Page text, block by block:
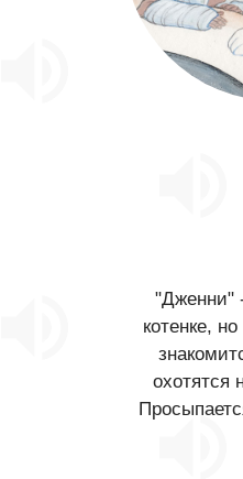
"Дженни"
котенке,
охотятся